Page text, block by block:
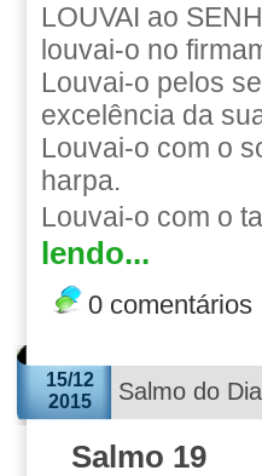
LOUVAI ao
louvai-o no
Louvai-o pelos
excelência da
Louvai-o com o
harpa.
Louvai-o com o
lendo...
0 comentários
15/12
2015
Salmo do
Salmo 19